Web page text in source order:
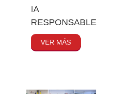
IA
RESPONSABLE
VER MÁS